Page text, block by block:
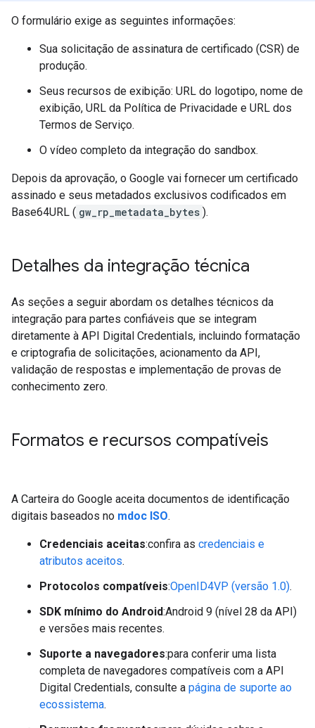
O formulário exige as seguintes informações:
Sua solicitação de assinatura de certificado (CSR) de
produção.
Seus recursos de exibição: URL do logotipo, nome de
exibição, URL da Política de Privacidade e URL dos
Termos de Serviço.
O vídeo completo da integração do sandbox.
Depois da aprovação, o Google vai fornecer um certificado
assinado e seus metadados exclusivos codificados em
Base64URL ( gw_rp_metadata_bytes ).
Detalhes da integração técnica
As seções a seguir abordam os detalhes técnicos da
integração para partes confiáveis que se integram
diretamente à API Digital Credentials, incluindo formatação
e criptografia de solicitações, acionamento da API,
validação de respostas e implementação de provas de
conhecimento zero.
Formatos e recursos compatíveis
A Carteira do Google aceita documentos de identificação
digitais baseados no mdoc ISO.
Credenciais aceitas:confira as credenciais e
atributos aceitos.
Protocolos compatíveis:OpenID4VP (versão 1.0).
SDK mínimo do Android:Android 9 (nível 28 da API)
e versões mais recentes.
Suporte a navegadores:para conferir uma lista
completa de navegadores compatíveis com a API
Digital Credentials, consulte a página de suporte ao
ecossistema.